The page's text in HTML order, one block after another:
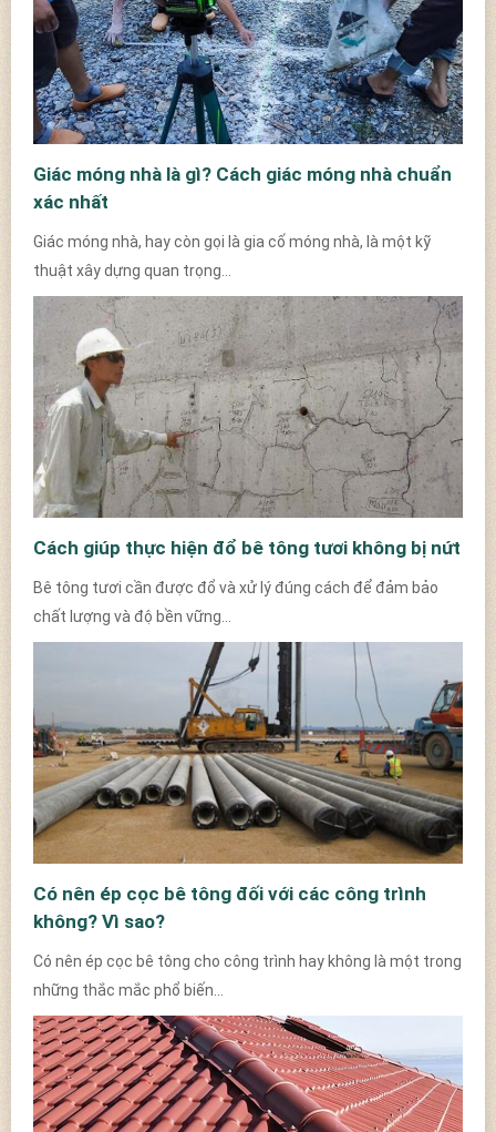
Giác móng nhà là gì? Cách giác móng nhà chuẩn
xác nhất
Giác móng nhà, hay còn gọi là gia cố móng nhà, là một kỹ
thuật xây dựng quan trọng...
Cách giúp thực hiện đổ bê tông tươi không bị nứt
Bê tông tươi cần được đổ và xử lý đúng cách để đảm bảo
chất lượng và độ bền vững...
Có nên ép cọc bê tông đối với các công trình
không? Vì sao?
Có nên ép cọc bê tông cho công trình hay không là một trong
những thắc mắc phổ biến...